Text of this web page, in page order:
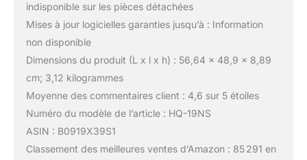
indisponible sur les pièces détachées
Mises à jour logicielles garanties jusqu’à : Information
non disponible
Dimensions du produit (L x l x h) : 56,64 x 48,9 x 8,89
cm; 3,12 kilogrammes
Moyenne des commentaires client : 4,6 sur 5 étoiles
Numéro du modèle de l’article : HQ-19NS
ASIN : B0919X39S1
Classement des meilleures ventes d’Amazon : 85 291 en